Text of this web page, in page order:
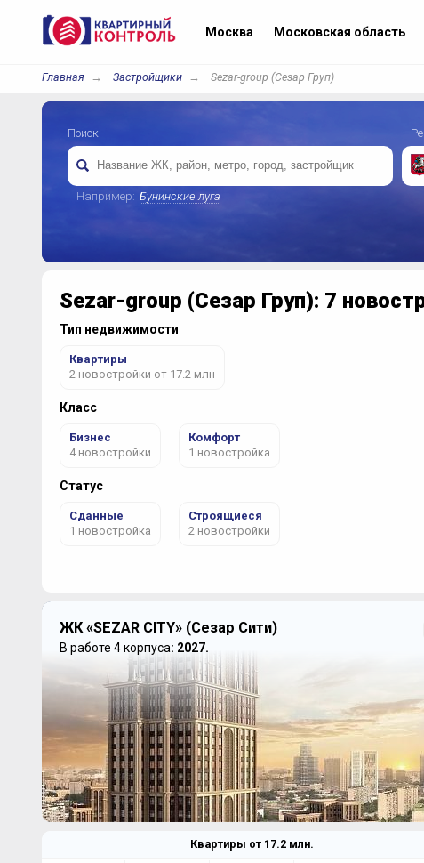
Москва Московская область
Главная Застройщики Sezar-group (Сезар Груп)
Поиск
Например: Бунинские луга
Sezar-group (Сезар Груп): 7
Тип недвижимости
Квартиры
2 новостройки от 17.2 млн
Класс
Бизнес
4 новостройки
Комфорт
1 новостройка
Статус
Сданные
1 новостройка
Строящиеся
2 новостройки
ЖК «SEZAR CITY» (Сезар Сити)
В работе 4 корпуса: 2027.
Квартиры от 17.2млн.